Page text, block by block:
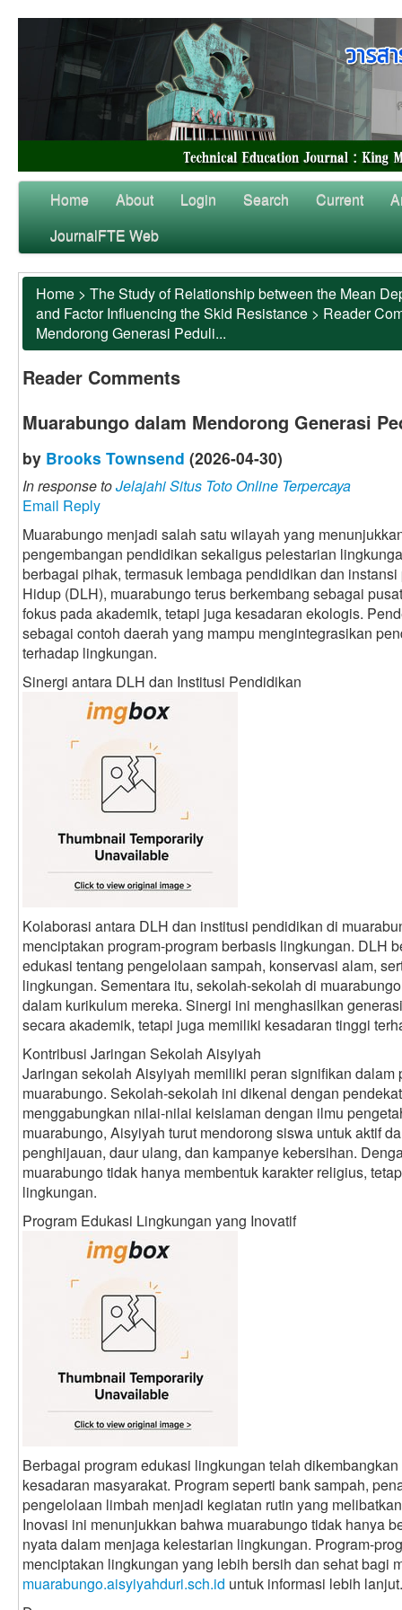
Home About Login Search Current
JournalFTE Web
Home > The Study of Relationship between the Mean
and Factor Influencing the Skid Resistance > Reader
Mendorong Generasi Peduli...
Reader Comments
Muarabungo dalam Mendorong Generasi
by Brooks Townsend (2026-04-30)
In response toJelajahi Situs Toto Online Terpercaya
Email Reply
Muarabungo menjadi salah satu wilayah yang
pengembangan pendidikan sekaligus pelestarian
berbagai pihak, termasuk lembaga pendidikan dan
Hidup (DLH), muarabungo terus berkembang sebagai
fokus pada akademik, tetapi juga kesadaran ekologis.
sebagai contoh daerah yang mampu mengintegrasikan
terhadap lingkungan.
Sinergi antara DLH dan Institusi Pendidikan
Kolaborasi antara DLH dan institusi pendidikan di
menciptakan program-program berbasis lingkungan. DLH
edukasi tentang pengelolaan sampah, konservasi alam,
lingkungan. Sementara itu, sekolah-sekolah di
dalam kurikulum mereka. Sinergi ini menghasilkan
secara akademik, tetapi juga memiliki kesadaran tinggi
Kontribusi Jaringan Sekolah Aisyiyah
Jaringan sekolah Aisyiyah memiliki peran signifikan
muarabungo. Sekolah-sekolah ini dikenal dengan
menggabungkan nilai-nilai keislaman dengan ilmu
muarabungo, Aisyiyah turut mendorong siswa untuk aktif
penghijauan, daur ulang, dan kampanye kebersihan.
muarabungo tidak hanya membentuk karakter religius,
lingkungan.
Program Edukasi Lingkungan yang Inovatif
Berbagai program edukasi lingkungan telah
kesadaran masyarakat. Program seperti bank sampah,
pengelolaan limbah menjadi kegiatan rutin yang
Inovasi ini menunjukkan bahwa muarabungo tidak hanya
nyata dalam menjaga kelestarian lingkungan. Program-
menciptakan lingkungan yang lebih bersih dan sehat bagi
muarabungo.aisyiyahduri.sch.id untuk informasi lebih lanjut.